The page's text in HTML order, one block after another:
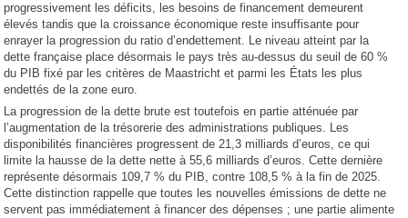
progressivement les déficits, les besoins de financement demeurent
élevés tandis que la croissance économique reste insuffisante pour
enrayer la progression du ratio d’endettement. Le niveau atteint par la
dette française place désormais le pays très au-dessus du seuil de 60 %
du PIB fixé par les critères de Maastricht et parmi les États les plus
endettés de la zone euro.
La progression de la dette brute est toutefois en partie atténuée par
l’augmentation de la trésorerie des administrations publiques. Les
disponibilités financières progressent de 21,3 milliards d’euros, ce qui
limite la hausse de la dette nette à 55,6 milliards d’euros. Cette dernière
représente désormais 109,7 % du PIB, contre 108,5 % à la fin de 2025.
Cette distinction rappelle que toutes les nouvelles émissions de dette ne
servent pas immédiatement à financer des dépenses ; une partie alimente